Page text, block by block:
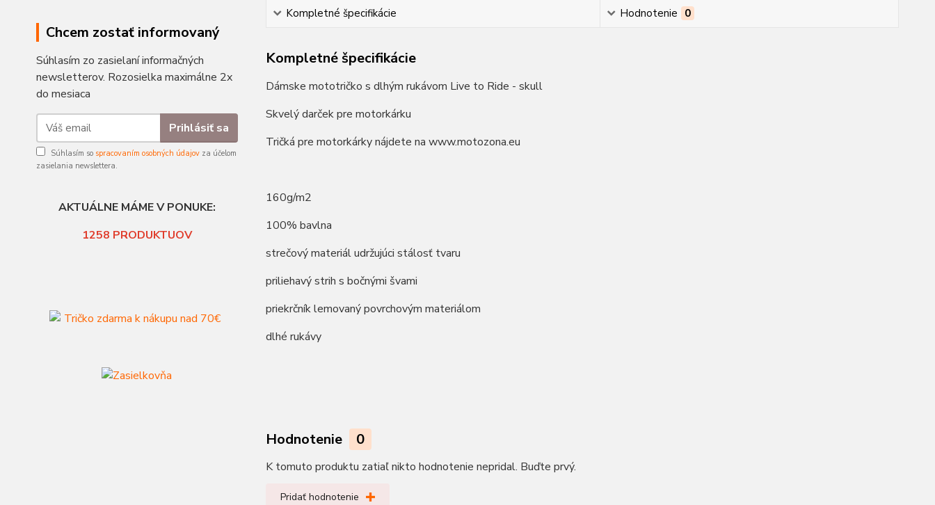
Chcem zostať informovaný
Súhlasím zo zasielaní informačných
newsletterov. Rozosielka maximálne 2x
do mesiaca
Prihlásiť sa
Súhlasím so spracovaním osobných údajov za účelom
zasielania newslettera.
AKTUÁLNE MÁME V PONUKE:
1258 PRODUKTUOV
Kompletné špecifikácie Hodnotenie 0
Kompletné špecifikácie
Dámske mototričko s dlhým rukávom Live to Ride - skull
Skvelý darček pre motorkárku
Tričká pre motorkárky nájdete na www.motozona.eu
160g/m2
100% bavlna
strečový materiál udržujúci stálosť tvaru
priliehavý strih s bočnými švami
priekrčník lemovaný povrchovým materiálom
dlhé rukávy
Hodnotenie 0
K tomuto produktu zatiaľ nikto hodnotenie nepridal. Buďte prvý.
Pridať hodnotenie